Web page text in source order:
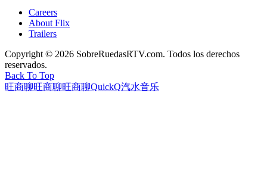
Careers
About Flix
Trailers
Copyright © 2026 SobreRuedasRTV.com. Todos los derechos
reservados.
Back To Top
旺商聊旺商聊旺商聊QuickQ汽水音乐